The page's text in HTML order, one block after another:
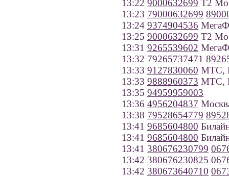
13:22 9000632699 Т2
13:23 79000632699
13:24 9374904536
13:25 9000632699 Т2
13:31 9265539602
13:32 79265737471
13:33 9127830060 МТС,
13:33 9888960373 МТС,
13:35 94959959003
13:36 4956204837
13:38 79528654779
13:41 9685604800
13:41 9685604800
13:41 380676230799
13:42 380676230825
13:42 380673640710